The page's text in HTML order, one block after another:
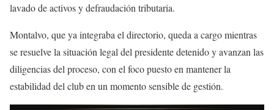
lavado de activos y defraudación tributaria.
Montalvo, que ya integraba el directorio, queda a cargo mientras
se resuelve la situación legal del presidente detenido y avanzan las
diligencias del proceso, con el foco puesto en mantener la
estabilidad del club en un momento sensible de gestión.